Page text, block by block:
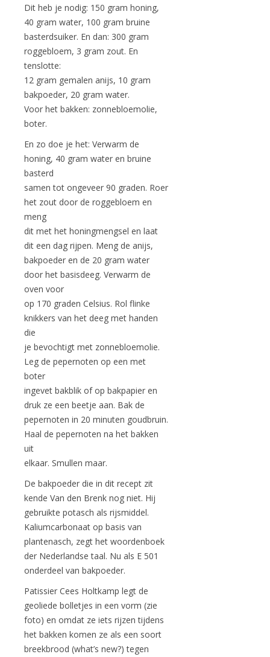
Dit heb je nodig: 150 gram honing,
40 gram water, 100 gram bruine
basterdsuiker. En dan: 300 gram
roggebloem, 3 gram zout. En
tenslotte:
12 gram gemalen anijs, 10 gram
bakpoeder, 20 gram water.
Voor het bakken: zonnebloemolie,
boter.
En zo doe je het: Verwarm de
honing, 40 gram water en bruine
basterd
samen tot ongeveer 90 graden. Roer
het zout door de roggebloem en
meng
dit met het honingmengsel en laat
dit een dag rijpen. Meng de anijs,
bakpoeder en de 20 gram water
door het basisdeeg. Verwarm de
oven voor
op 170 graden Celsius. Rol flinke
knikkers van het deeg met handen
die
je bevochtigt met zonnebloemolie.
Leg de pepernoten op een met
boter
ingevet bakblik of op bakpapier en
druk ze een beetje aan. Bak de
pepernoten in 20 minuten goudbruin.
Haal de pepernoten na het bakken
uit
elkaar. Smullen maar.
De bakpoeder die in dit recept zit
kende Van den Brenk nog niet. Hij
gebruikte potasch als rijsmiddel.
Kaliumcarbonaat op basis van
plantenasch, zegt het woordenboek
der Nederlandse taal. Nu als E 501
onderdeel van bakpoeder.
Patissier Cees Holtkamp legt de
geoliede bolletjes in een vorm (zie
foto) en omdat ze iets rijzen tijdens
het bakken komen ze als een soort
breekbrood (what’s new?) tegen